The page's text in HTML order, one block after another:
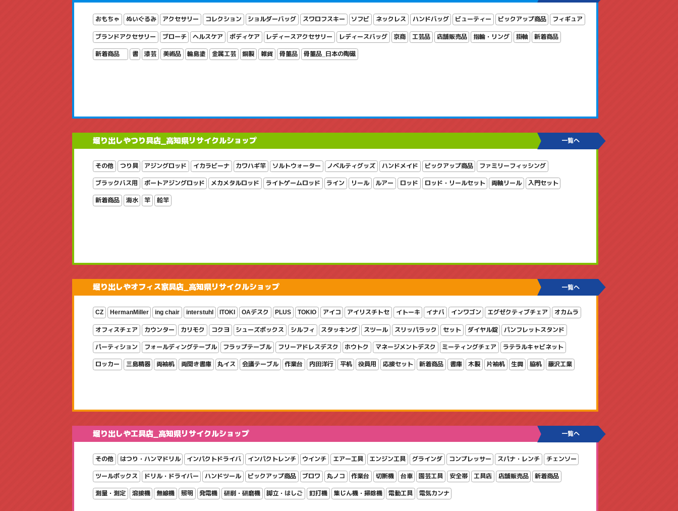
おもちゃ ぬいぐるみ アクセサリー コレクション ショルダーバッグ スワロフスキー ソフビ ネックレス ハンドバッグ ビューティー ピックアップ商品 フィギュア
ブランドアクセサリー ブローチ ヘルスケア ボディケア レディースアクセサリー レディースバッグ 京商 工芸品 店舗販売品 指輪・リング 掛軸 新着商品
新着商品 書 漆芸 美術品 輪島塗 金属工芸 銅製 雑貨 骨董品 骨董品_日本の陶磁
堀り出しやつり具店_高知県リサイクルショップ 一覧へ
その他 つり具 アジングロッド イカラビーナ カワハギ竿 ソルトウォーター ノベルティグッズ ハンドメイド ピックアップ商品 ファミリーフィッシング
ブラックバス用 ボートアジングロッド メカメタルロッド ライトゲームロッド ライン リール ルアー ロッド ロッド・リールセット 両軸リール 入門セット
新着商品 海水 竿 船竿
堀り出しやオフィス家具店_高知県リサイクルショップ 一覧へ
CZ HermanMiller ing chair interstuhl ITOKI OAデスク PLUS TOKIO アイコ アイリスチトセ イトーキ イナバ インワゴン エグゼクティブチェア オカムラ
オフィスチェア カウンター カリモク コクヨ シューズボックス シルフィ スタッキング スツール スリッパラック セット ダイヤル錠 パンフレットスタンド
パーティション フォールディングテーブル フラップテーブル フリーアドレスデスク ホウトク マネージメントデスク ミーティングチェア ラテラルキャビネット
ロッカー 三島精器 両袖机 両開き書庫 丸イス 会議テーブル 作業台 内田洋行 平机 役員用 応接セット 新着商品 書庫 木製 片袖机 生興 脇机 藤沢工業
堀り出しや工具店_高知県リサイクルショップ 一覧へ
その他 はつり・ハンマドリル インパクトドライバ インパクトレンチ ウインチ エアー工具 エンジン工具 グラインダ コンプレッサー スパナ・レンチ チェンソー
ツールボックス ドリル・ドライバー ハンドツール ピックアップ商品 ブロワ 丸ノコ 作業台 切断機 台車 園芸工具 安全帯 工具店 店舗販売品 新着商品
測量・測定 溶接機 無線機 照明 発電機 研削・研磨機 脚立・はしご 釘打機 集じん機・掃除機 電動工具 電気カンナ